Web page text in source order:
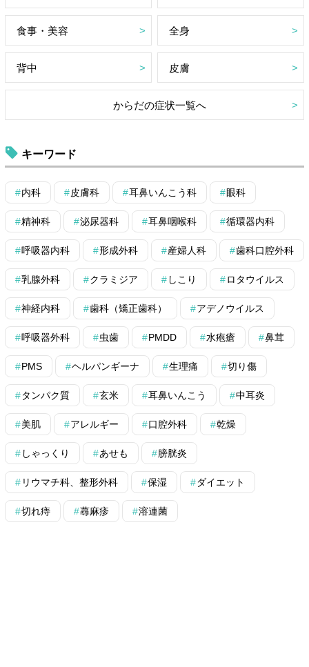
食事・美容 全身
背中 皮膚
からだの症状一覧へ
キーワード
内科 皮膚科 耳鼻いんこう科 眼科
精神科 泌尿器科 耳鼻咽喉科 循環器内科
呼吸器内科 形成外科 産婦人科 歯科口腔外科
乳腺外科 クラミジア しこり ロタウイルス
神経内科 歯科（矯正歯科） アデノウイルス
呼吸器外科 虫歯 PMDD 水疱瘡 鼻茸
PMS ヘルパンギーナ 生理痛 切り傷
タンパク質 玄米 耳鼻いんこう 中耳炎
美肌 アレルギー 口腔外科 乾燥
しゃっくり あせも 膀胱炎
リウマチ科、整形外科 保湿 ダイエット
切れ痔 蕁麻疹 溶連菌